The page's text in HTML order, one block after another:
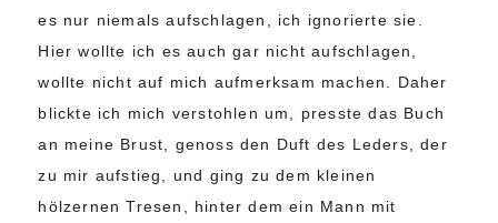
es nur niemals aufschlagen, ich ignorierte sie.
Hier wollte ich es auch gar nicht aufschlagen,
wollte nicht auf mich aufmerksam machen. Daher
blickte ich mich verstohlen um, presste das Buch
an meine Brust, genoss den Duft des Leders, der
zu mir aufstieg, und ging zu dem kleinen
hölzernen Tresen, hinter dem ein Mann mit